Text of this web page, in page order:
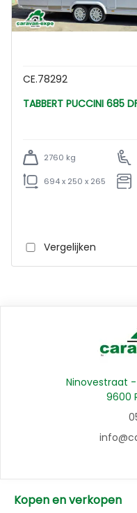
CE.78292
TABBERT PUCCINI 685
2760 kg
694 x 250 x 265
Vergelijken
Ninovestraat -
9600
Kopen en verkopen